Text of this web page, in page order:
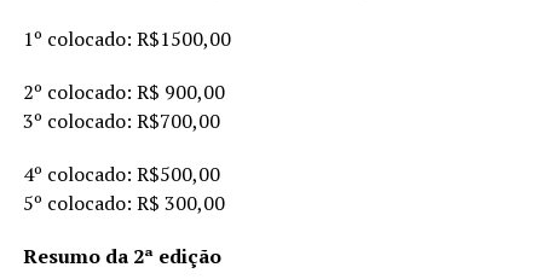
1º colocado: R$1500,00
2º colocado: R$ 900,00
3º colocado: R$700,00
4º colocado: R$500,00
5º colocado: R$ 300,00
Resumo da 2ª edição